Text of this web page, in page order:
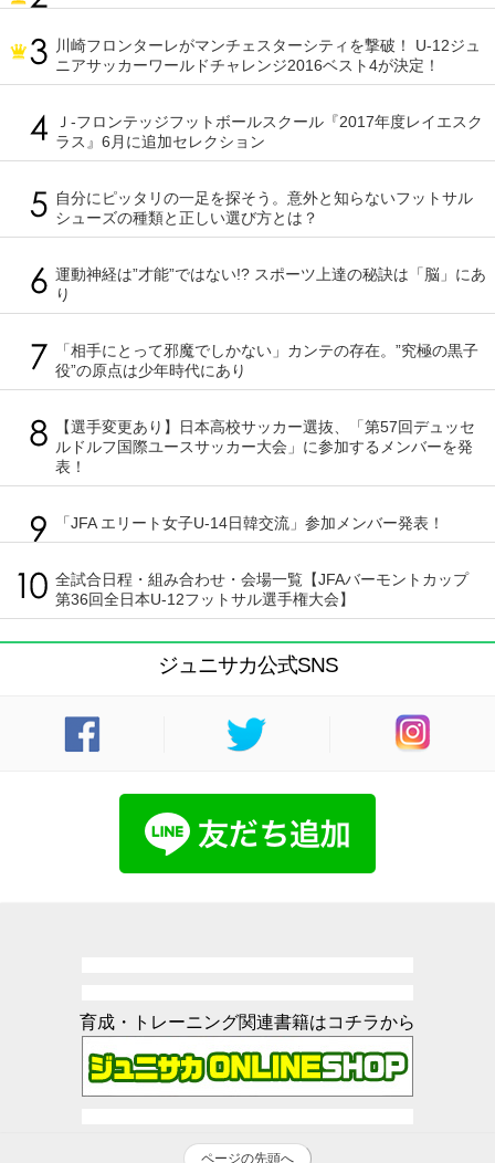
川崎フロンターレがマンチェスターシティを撃破！ U-12ジュ
ニアサッカーワールドチャレンジ2016ベスト4が決定！
Ｊ-フロンテッジフットボールスクール『2017年度レイエスク
ラス』6月に追加セレクション
自分にピッタリの一足を探そう。意外と知らないフットサル
シューズの種類と正しい選び方とは？
運動神経は”才能”ではない!? スポーツ上達の秘訣は「脳」にあ
り
「相手にとって邪魔でしかない」カンテの存在。”究極の黒子
役”の原点は少年時代にあり
【選手変更あり】日本高校サッカー選抜、「第57回デュッセ
ルドルフ国際ユースサッカー大会」に参加するメンバーを発
表！
「JFA エリート女子U-14日韓交流」参加メンバー発表！
全試合日程・組み合わせ・会場一覧【JFAバーモントカップ
第36回全日本U-12フットサル選手権大会】
ジュニサカ公式SNS
育成・トレーニング関連書籍はコチラから
ページの先頭へ